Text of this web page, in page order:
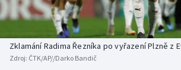
Boby a skeleton
Aplikace ČT sport
AZ kvíz
Zklamání Radima Řezníka po vyřazení Plzně z
Zdroj: ČTK/AP//Darko Bandič